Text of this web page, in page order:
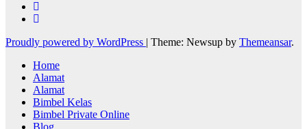
Proudly powered by WordPress | Theme: Newsup by Themeansar.
Home
Alamat
Alamat
Bimbel Kelas
Bimbel Private Online
Blog